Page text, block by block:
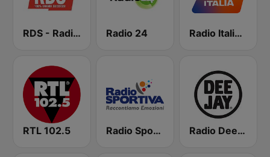
RDS - Radio Dimensione Suono Radio 24 Radio Italia solomusicaitaliana
RTL 102.5 Radio Sportiva Radio Deejay